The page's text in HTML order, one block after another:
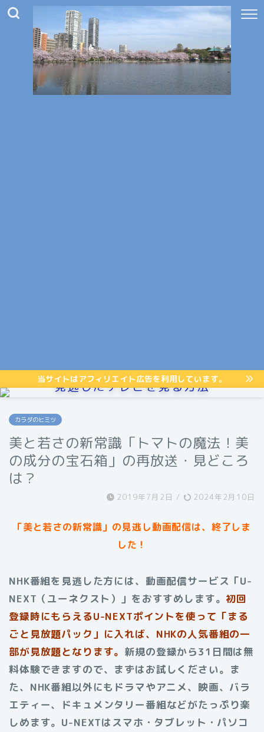
当サイトはアフィリエイト広告を利用しています。
見逃したテレビを見る方法
カラダのヒミツ
美と若さの新常識「トマトの魔法！美
の成分の宝石箱」の再放送・見どころ
は？
2019年7月2日 / 2024年2月10日
「美と若さの新常識」の見逃し動画配信は、終了しま
した！
NHK番組を見逃した方には、動画配信サービス「U-
NEXT（ユーネクスト）」をおすすめします。 初回
登録時にもらえるU-NEXTポイントを使って「まる
ごと見放題パック」に入れば、NHKの人気番組の一
部が見放題となります。 新規の登録から31日間は無
料体験できますので、まずはお試しください。ま
た、NHK番組以外にもドラマやアニメ、映画、バラ
エティー、ドキュメンタリー番組などがたっぷり楽
しめます。U-NEXTはスマホ・タブレット・パソコ